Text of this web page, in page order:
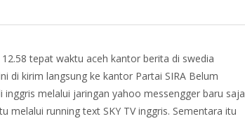
tepat waktu aceh kantor berita di swedia
di kirim langsung ke kantor Partai SIRA Belum
melalui jaringan yahoo messengger baru saja
melalui running text SKY TV inggris. Sementara itu